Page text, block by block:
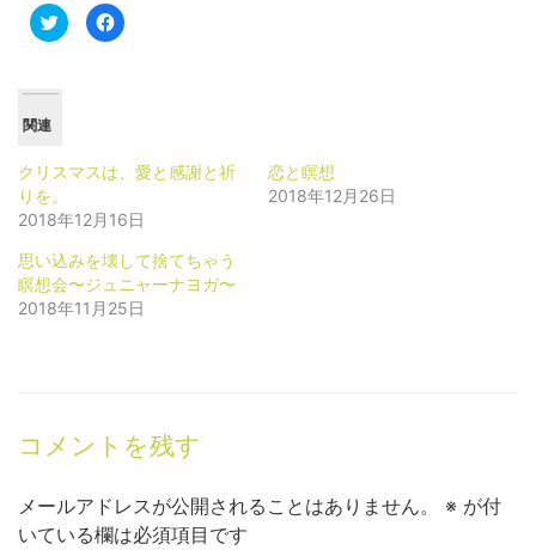
ク
リ
し
ィ
ン
ド
ウ
で
開
き
ま
Facebook
で
ク
く
い
(新
し
い
ウ
ま
す)
関連
クリスマスは、愛と感謝と祈
りを。
2018年12月16日
恋と瞑想
2018年12月26日
思い込みを壊して捨てちゃう
瞑想会〜ジュニャーナヨガ〜
2018年11月25日
コメントを残す
メールアドレスが公開されることはありません。 ※ が付
いている欄は必須項目です